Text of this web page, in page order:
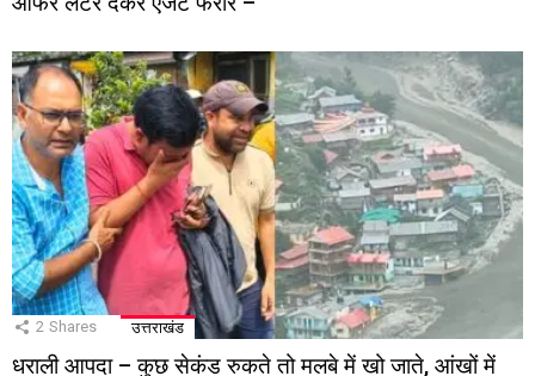
2 Shares उत्तराखंड
धराली आपदा – कुछ सेकंड रुकते तो मलबे में खो जाते, आंखों में